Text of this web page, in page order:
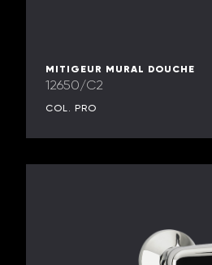
MITIGEUR MURAL DOUCHE
12650/C2
COL. PRO